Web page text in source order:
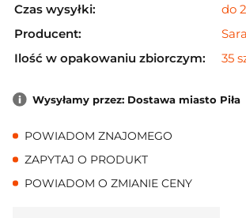
Czas wysyłki:
do
Producent:
Ilość w opakowaniu zbiorczym:
35
Wysyłamy przez: Dostawa miasto Piła
POWIADOM ZNAJOMEGO
ZAPYTAJ O PRODUKT
POWIADOM O ZMIANIE CENY